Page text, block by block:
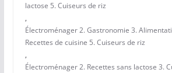
lactose 5. Cuiseurs de riz
,
Électroménager 2. Gastronomie 3.
Recettes de cuisine 5. Cuiseurs de riz
,
Électroménager 2. Recettes sans lactose 3.